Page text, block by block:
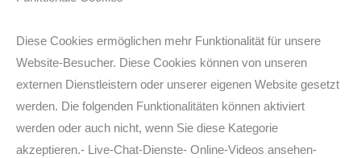
Diese Cookies ermöglichen mehr Funktionalität für unsere
Website-Besucher. Diese Cookies können von unseren
externen Dienstleistern oder unserer eigenen Website gesetzt
werden. Die folgenden Funktionalitäten können aktiviert
werden oder auch nicht, wenn Sie diese Kategorie
akzeptieren.- Live-Chat-Dienste- Online-Videos ansehen-